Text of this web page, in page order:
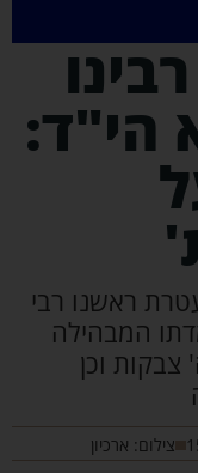
ראשנו רבי
המבהילה
וכן
ארכיון